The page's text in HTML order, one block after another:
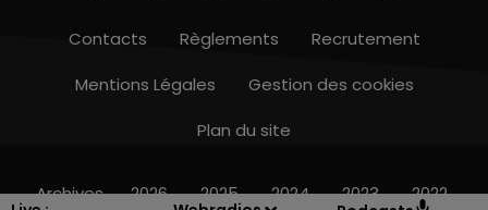
10h00 - 14h00
Contacts Règlements
Recrutement
Mentions Légales
Gestion des cookies
Plan du site
Archives 2026 2025 2024 2023 2022